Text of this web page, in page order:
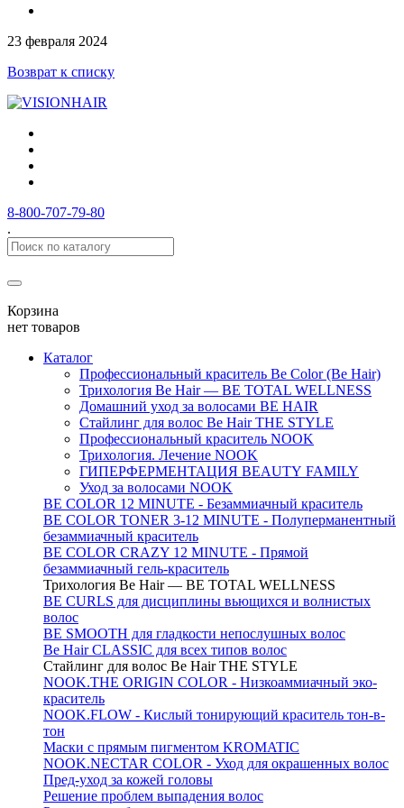
23 февраля 2024
Возврат к списку
8-800-707-79-80
.
Корзина
нет товаров
Каталог
Профессиональный краситель Be Color (Be Hair)
Трихология Be Hair — BE TOTAL WELLNESS
Домашний уход за волосами BE HAIR
Стайлинг для волос Be Hair THE STYLE
Профессиональный краситель NOOK
Трихология. Лечение NOOK
ГИПЕРФЕРМЕНТАЦИЯ BEAUTY FAMILY
Уход за волосами NOOK
BE COLOR 12 MINUTE - Безаммиачный краситель
BE COLOR TONER 3-12 MINUTE - Полуперманентный
безаммиачный краситель
BE COLOR CRAZY 12 MINUTE - Прямой
безаммиачный гель-краситель
Трихология Be Hair — BE TOTAL WELLNESS
BE CURLS для дисциплины вьющихся и волнистых
волос
BE SMOOTH для гладкости непослушных волос
Be Hair CLASSIC для всех типов волос
Стайлинг для волос Be Hair THE STYLE
NOOK.THE ORIGIN COLOR - Низкоаммиачный эко-
краситель
NOOK.FLOW - Кислый тонирующий краситель тон-в-
тон
Маски с прямым пигментом KROMATIC
NOOK.NECTAR COLOR - Уход для окрашенных волос
Пред-уход за кожей головы
Решение проблем выпадения волос